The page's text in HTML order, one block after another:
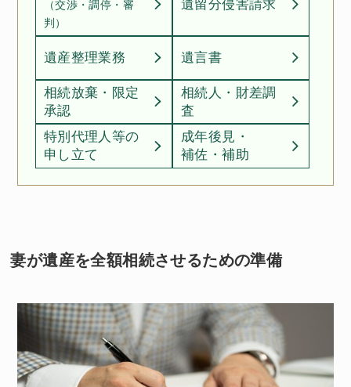
（交渉・調停・審
判）
遺留分侵害請求
遺産整理業務 遺言書
相続放棄・限定
承認
相続人・財差調
査
特別代理人等の
申し立て
成年後見・
補佐・補助
妻が遺産を全額相続させるための準備